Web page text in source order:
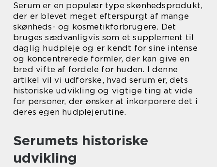
Serum er en populær type skønhedsprodukt,
der er blevet meget efterspurgt af mange
skønheds- og kosmetikforbrugere. Det
bruges sædvanligvis som et supplement til
daglig hudpleje og er kendt for sine intense
og koncentrerede formler, der kan give en
bred vifte af fordele for huden. I denne
artikel vil vi udforske, hvad serum er, dets
historiske udvikling og vigtige ting at vide
for personer, der ønsker at inkorporere det i
deres egen hudplejerutine.
Serumets historiske
udvikling